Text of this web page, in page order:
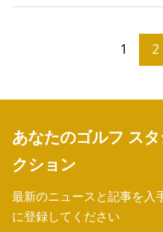
1 2
あなたのゴルフ ス
クション
最新のニュースと記事を入
に登録してください